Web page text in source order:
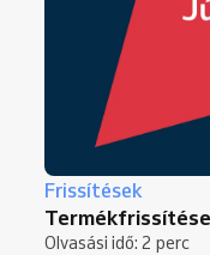
Frissítések
Olvasási idő: 2 perc